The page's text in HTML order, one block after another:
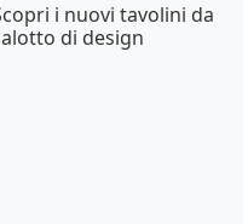
i nuovi tavolini da
di design